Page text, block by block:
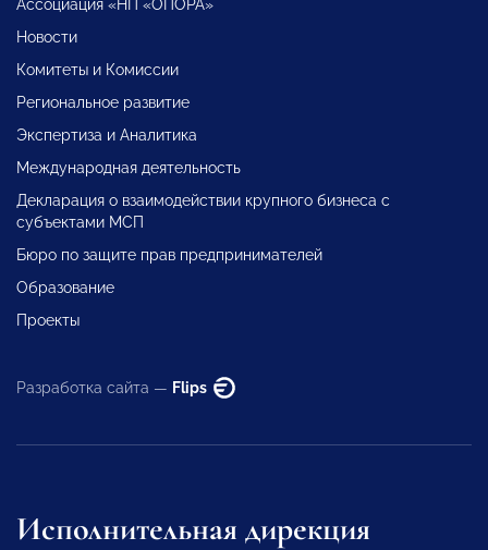
Ассоциация «НП «ОПОРА»
Новости
Комитеты и Комиссии
Региональное развитие
Экспертиза и Аналитика
Международная деятельность
Декларация о взаимодействии крупного бизнеса с
субъектами МСП
Бюро по защите прав предпринимателей
Образование
Проекты
Разработка сайта — Flips
Исполнительная дирекция